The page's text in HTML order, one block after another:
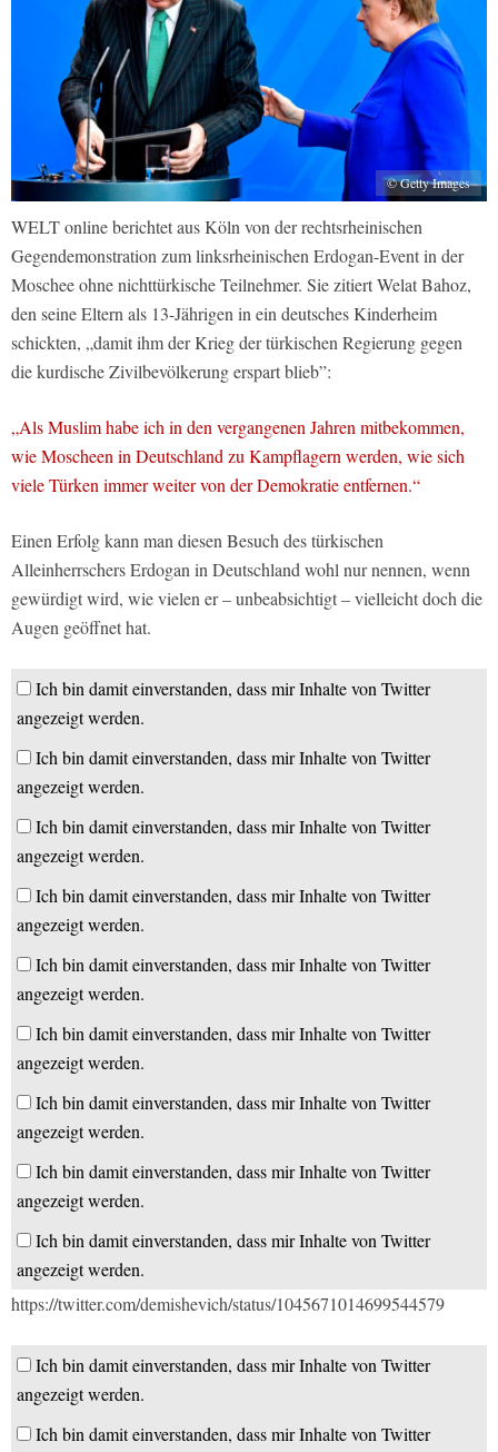
© Getty Images
WELT online berichtet aus Köln von der rechtsrheinischen
Gegendemonstration zum linksrheinischen Erdogan-Event in der
Moschee ohne nichttürkische Teilnehmer. Sie zitiert Welat Bahoz,
den seine Eltern als 13-Jährigen in ein deutsches Kinderheim
schickten, „damit ihm der Krieg der türkischen Regierung gegen
die kurdische Zivilbevölkerung erspart blieb”:
„Als Muslim habe ich in den vergangenen Jahren mitbekommen,
wie Moscheen in Deutschland zu Kampflagern werden, wie sich
viele Türken immer weiter von der Demokratie entfernen.“
Einen Erfolg kann man diesen Besuch des türkischen
Alleinherrschers Erdogan in Deutschland wohl nur nennen, wenn
gewürdigt wird, wie vielen er – unbeabsichtigt – vielleicht doch die
Augen geöffnet hat.
Ich bin damit einverstanden, dass mir Inhalte von Twitter
angezeigt werden.
Ich bin damit einverstanden, dass mir Inhalte von Twitter
angezeigt werden.
Ich bin damit einverstanden, dass mir Inhalte von Twitter
angezeigt werden.
Ich bin damit einverstanden, dass mir Inhalte von Twitter
angezeigt werden.
Ich bin damit einverstanden, dass mir Inhalte von Twitter
angezeigt werden.
Ich bin damit einverstanden, dass mir Inhalte von Twitter
angezeigt werden.
Ich bin damit einverstanden, dass mir Inhalte von Twitter
angezeigt werden.
Ich bin damit einverstanden, dass mir Inhalte von Twitter
angezeigt werden.
Ich bin damit einverstanden, dass mir Inhalte von Twitter
angezeigt werden.
https://twitter.com/demishevich/status/1045671014699544579
Ich bin damit einverstanden, dass mir Inhalte von Twitter
angezeigt werden.
Ich bin damit einverstanden, dass mir Inhalte von Twitter